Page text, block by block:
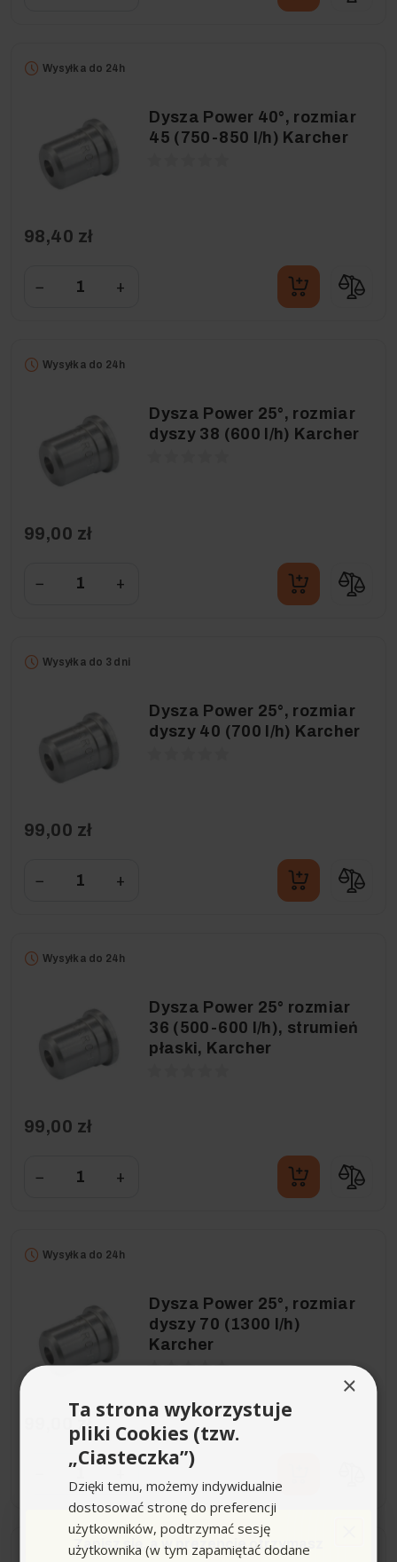
Wysyłka do 24h
Dysza Power 40°, rozmiar
45 (750-850 l/h) Karcher
98,40 zł
− +
Wysyłka do 24h
Dysza Power 25°, rozmiar
dyszy 38 (600 l/h) Karcher
99,00 zł
− +
Wysyłka do 3 dni
Dysza Power 25°, rozmiar
dyszy 40 (700 l/h) Karcher
99,00 zł
− +
Wysyłka do 24h
Dysza Power 25° rozmiar
36 (500-600 l/h), strumień
płaski, Karcher
99,00 zł
− +
Wysyłka do 24h
Dysza Power 25°, rozmiar
dyszy 70 (1300 l/h)
Karcher
99,00 zł
Wysyłka do 24h
×
Ta strona wykorzystuje
pliki Cookies (tzw.
„Ciasteczka”)
Dzięki temu, możemy indywidualnie
dostosować stronę do preferencji
użytkowników, podtrzymać sesję
użytkownika (w tym zapamiętać dodane
Zapisz się, a w prezencie otrzymasz